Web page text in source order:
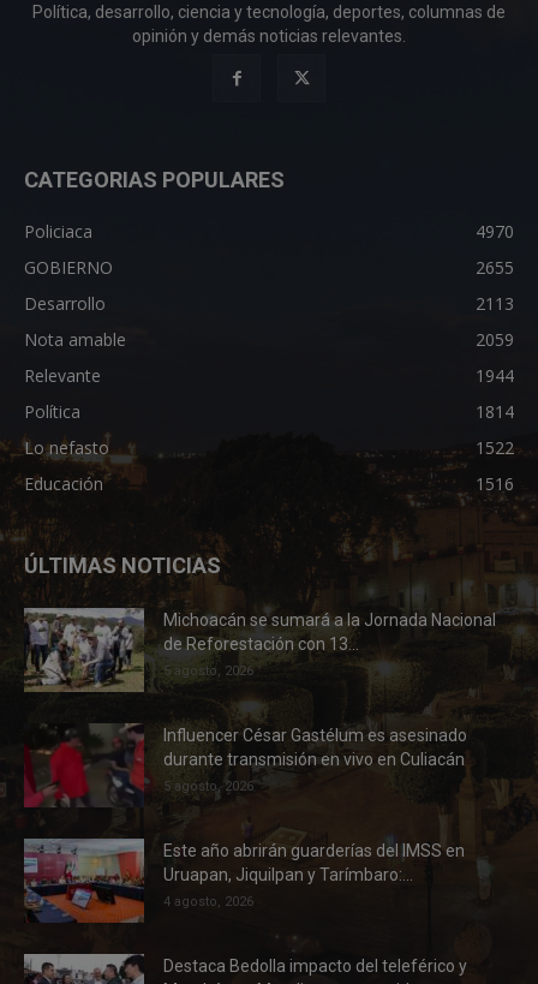
Política, desarrollo, ciencia y tecnología, deportes, columnas de
opinión y demás noticias relevantes.
CATEGORIAS POPULARES
Policiaca
4970
GOBIERNO
2655
Desarrollo
2113
Nota amable
2059
Relevante
1944
Política
1814
Lo nefasto
1522
Educación
1516
ÚLTIMAS NOTICIAS
Michoacán se sumará a la Jornada Nacional
de Reforestación con 13...
5 agosto, 2026
Influencer César Gastélum es asesinado
durante transmisión en vivo en Culiacán
5 agosto, 2026
Este año abrirán guarderías del IMSS en
Uruapan, Jiquilpan y Tarímbaro:...
4 agosto, 2026
Destaca Bedolla impacto del teleférico y